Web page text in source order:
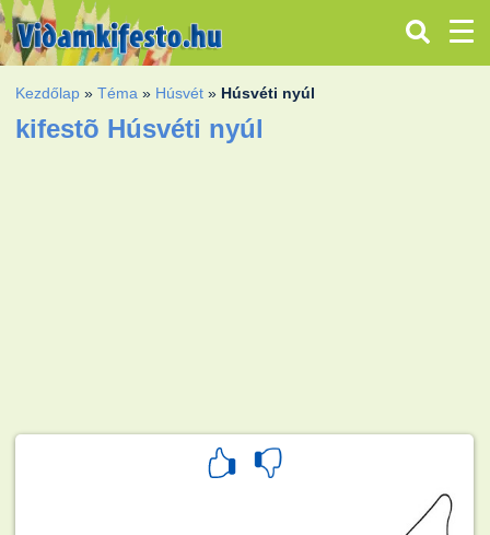
Kezdőlap »Téma » Húsvét » Húsvéti nyúl
kifestõ Húsvéti nyúl